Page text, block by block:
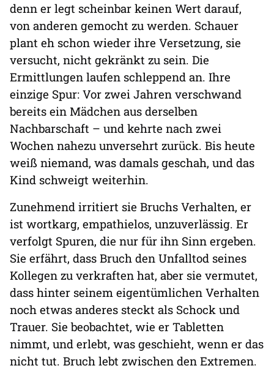
denn er legt scheinbar keinen Wert darauf,
von anderen gemocht zu werden. Schauer
plant eh schon wieder ihre Versetzung, sie
versucht, nicht gekränkt zu sein. Die
Ermittlungen laufen schleppend an. Ihre
einzige Spur: Vor zwei Jahren verschwand
bereits ein Mädchen aus derselben
Nachbarschaft – und kehrte nach zwei
Wochen nahezu unversehrt zurück. Bis heute
weiß niemand, was damals geschah, und das
Kind schweigt weiterhin.
Zunehmend irritiert sie Bruchs Verhalten, er
ist wortkarg, empathielos, unzuverlässig. Er
verfolgt Spuren, die nur für ihn Sinn ergeben.
Sie erfährt, dass Bruch den Unfalltod seines
Kollegen zu verkraften hat, aber sie vermutet,
dass hinter seinem eigentümlichen Verhalten
noch etwas anderes steckt als Schock und
Trauer. Sie beobachtet, wie er Tabletten
nimmt, und erlebt, was geschieht, wenn er das
nicht tut. Bruch lebt zwischen den Extremen.